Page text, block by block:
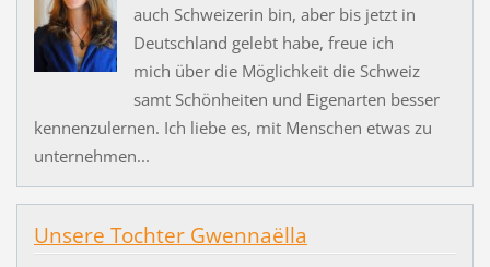
auch Schweizerin bin, aber bis jetzt in
Deutschland gelebt habe, freue ich
mich über die Möglichkeit die Schweiz
samt Schönheiten und Eigenarten besser
kennenzulernen. Ich liebe es, mit Menschen etwas zu
unternehmen...
Unsere Tochter Gwennaëlla